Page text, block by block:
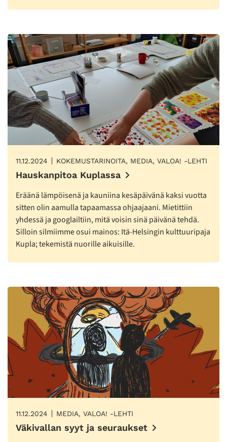
11.12.2024 KOKEMUSTARINOITA, MEDIA, VALOA! -LEHTI
Hauskanpitoa Kuplassa
Eräänä lämpöisenä ja kauniina kesäpäivänä kaksi vuotta
sitten olin aamulla tapaamassa ohjaajaani. Mietittiin
yhdessä ja googlailtiin, mitä voisin sinä päivänä tehdä.
Silloin silmiimme osui mainos: Itä-Helsingin kulttuuripaja
Kupla; tekemistä nuorille aikuisille.
11.12.2024 MEDIA, VALOA! -LEHTI
Väkivallan syyt ja seuraukset